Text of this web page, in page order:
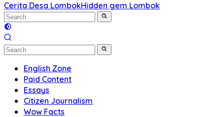
Cerita Desa LombokHidden gem Lombok
English Zone
Paid Content
Essays
Citizen Journalism
Wow Facts